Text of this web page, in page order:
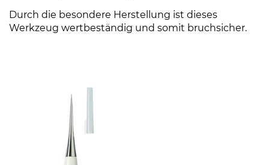
Durch die besondere Herstellung ist dieses
Werkzeug wertbeständig und somit bruchsicher.